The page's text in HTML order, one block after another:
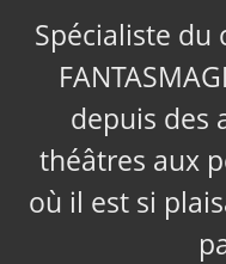
Spécialiste du
depuis des
théâtres aux
où il est si